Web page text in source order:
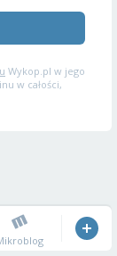
Wykop.pl w jego
w całości,